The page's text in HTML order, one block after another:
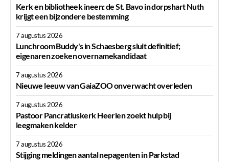
Kerk en bibliotheek ineen: de St. Bavo in dorpshart Nuth
krijgt een bijzondere bestemming
7 augustus 2026
Lunchroom Buddy's in Schaesberg sluit definitief;
eigenaren zoeken overnamekandidaat
7 augustus 2026
Nieuwe leeuw van GaiaZOO onverwacht overleden
7 augustus 2026
Pastoor Pancratiuskerk Heerlen zoekt hulp bij
leegmaken kelder
7 augustus 2026
Stijging meldingen aantal nepagenten in Parkstad